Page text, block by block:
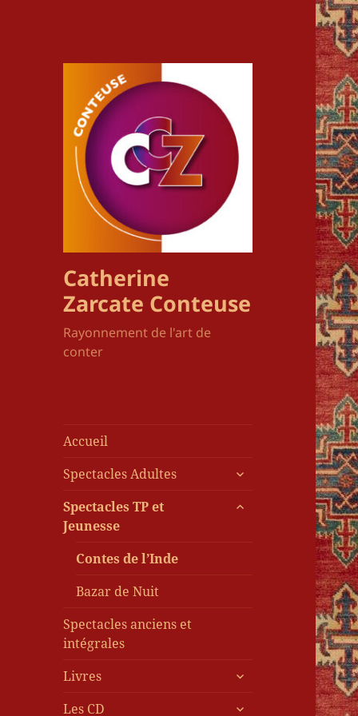
Catherine
Zarcate Conteuse
Rayonnement de l'art de
conter
Accueil
Spectacles Adultes
ouvrir
sous-
Spectacles TP et
Jeunesse
ouvrir
Contes de l’Inde
Bazar de Nuit
Spectacles anciens et
intégrales
Livres
ouvrir
sous-
Les CD
ouvrir